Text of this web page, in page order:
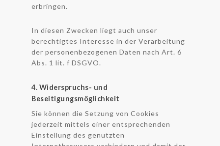
erbringen.
In diesen Zwecken liegt auch unser
berechtigtes Interesse in der Verarbeitung
der personenbezogenen Daten nach Art. 6
Abs. 1 lit. f DSGVO.
4. Widerspruchs- und
Beseitigungsmöglichkeit
Sie können die Setzung von Cookies
jederzeit mittels einer entsprechenden
Einstellung des genutzten